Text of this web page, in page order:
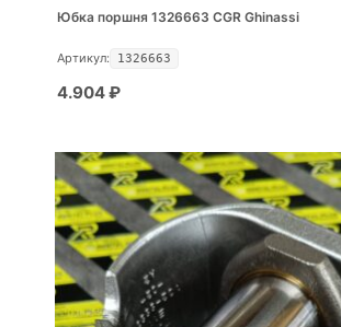
Юбка поршня 1326663 CGR Ghinassi
Артикул: 1326663
4.904₽